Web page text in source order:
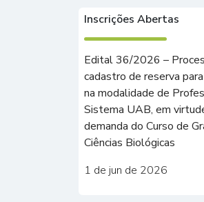
Inscrições Abertas
Edital 36/2026 –
cadastro de reserva
na modalidade de
Sistema UAB, em
demanda do Curso de
Ciências Biológicas
1 de jun de 2026